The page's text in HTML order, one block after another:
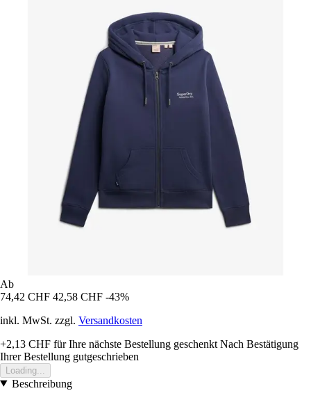
Ab
74,42 CHF 42,58 CHF -43%
inkl. MwSt. zzgl. Versandkosten
+2,13 CHF für Ihre nächste Bestellung geschenkt Nach Bestätigung
Ihrer Bestellung gutgeschrieben
Loading...
Beschreibung